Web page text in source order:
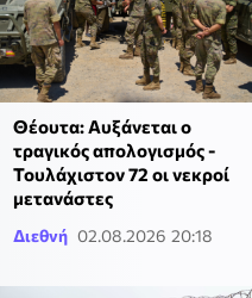
Θέουτα: Αυξάνεται ο
τραγικός απολογισμός -
Τουλάχιστον 72 οι νεκροί
μετανάστες
Διεθνή 02.08.2026 20:18